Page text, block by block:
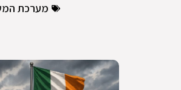
מערכת